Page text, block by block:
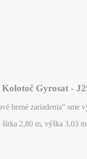
Gyrosat -
herné zariadenia"
2,80 m, výška 3,03